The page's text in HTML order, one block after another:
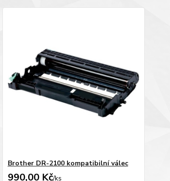
Brother DR-2100 kompatibilní válec
990,00 Kč/ks